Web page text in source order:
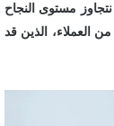
نتجاوز مستوى النجاح
العملاء، الذين قد